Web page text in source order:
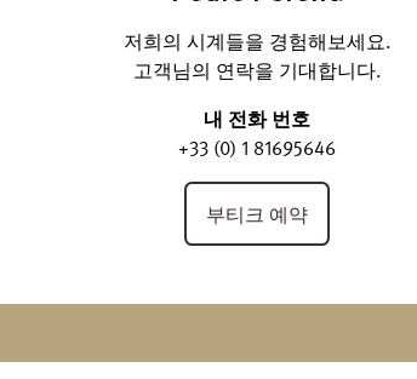
저희의 시계들을 경험해보세요.
고객님의 연락을 기대합니다.
내 전화 번호
+33 (0) 1 81695646
부티크 예약